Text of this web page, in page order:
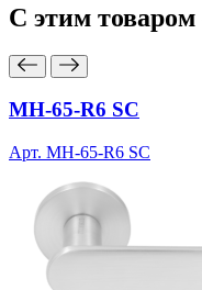
С этим товаром
MH-65-R6 SC
Арт. MH-65-R6 SC